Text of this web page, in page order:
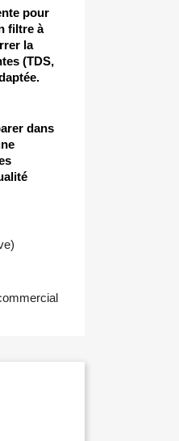
pour
filtre à
la
(TDS,
dans